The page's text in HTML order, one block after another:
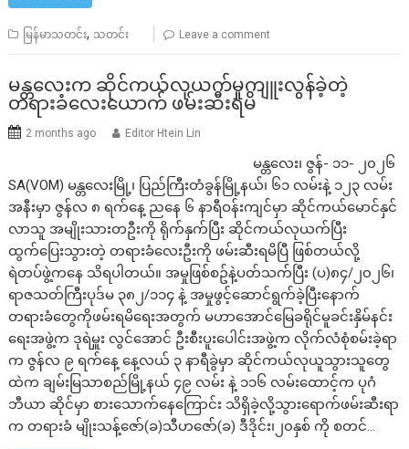
မြန်မာသတင်း, သတင်း Leave a comment
မန္တလေးက ဆိုင်ကယ်လုယက်မှုကျူးလွန်ခဲ့တဲ့
တရားခံလေးယောက် ဖမ်းဆီးရမိ
2 months ago Editor Htein Lin
မန္တလေး၊ ဇွန်- ၁၁- ၂၀၂၆
SA(VOM) မန္တလေးမြို့၊ ပြည်ကြီးတံခွန်မြို့နယ်၊ ၆၁ လမ်းနဲ့ ၁၂၃ လမ်း
အနီးမှာ ဇွန်လ ၈ ရက်နေ့ ညနေ ၆ နာရီဝန်းကျင်မှာ ဆိုင်ကယ်မောင်နှင်
လာသူ အမျိုးသားတဦးကို ရိုက်နှက်ပြီး ဆိုင်ကယ်လုယက်ပြီး
ထွက်ပြေးသွားတဲ့ တရားခံလေးဦးကို ဖမ်းဆီးရမိပြီ ဖြစ်တယ်လို့
ရဲတပ်ဖွဲ့ကနေ သိရပါတယ်။ အမှုဖြစ်စဥ်နဲ့ပတ်သက်ပြီး (ပ)၈၄/၂၀၂၆၊
ရာဇသတ်ကြီးပုဒ်မ ၃၈၂/၁၁၄ နဲ့ အမှုဖွင့်ဆောင်ရွက်ခဲ့ပြီးနောက်
တရားခံတွေကိုဖမ်းရမိရေးအတွက် မဟာအောင်မြေခရိုင်မူခင်းနှိမ်နင်း
ရေးအဖွဲ့က ဒုရဲမှူး လွင်အောင် ဦးစီးပူးပေါင်းအဖွဲ့က လိုက်လံစုံစမ်းခဲ့ရာ
က ဇွန်လ ၉ ရက်နေ့ နေ့လယ် ၃ နာရီခွဲမှာ ဆိုင်ကယ်လုယူသွားသူတွေ
ထဲက ချမ်းမြသာစည်မြို့နယ် ၄၉ လမ်း နဲ့ ၁၁၆ လမ်းထောင့်က ပုဂံ
ဘီယာ ဆိုင်မှာ စားသောက်နေကြောင်း သိရှိခဲ့လို့သွားရောက်ဖမ်းဆီးရာ
က တရားခံ မျိုးသန့်ဇော်(ခ)သီဟဇော်(ခ) ဒီဒိုင်း၊၂၀နှစ် ကို စတင်…